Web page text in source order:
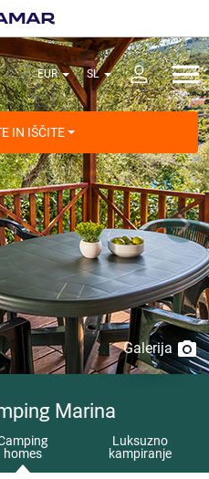
IN IŠČITE
Galerija
Marina
homes
Luksuzno
kampiranje